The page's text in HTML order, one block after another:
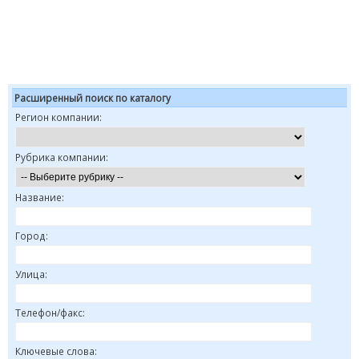
Расширенный поиск по каталогу
Регион компании:
Рубрика компании:
Название:
Город:
Улица:
Телефон/факс:
Ключевые слова: